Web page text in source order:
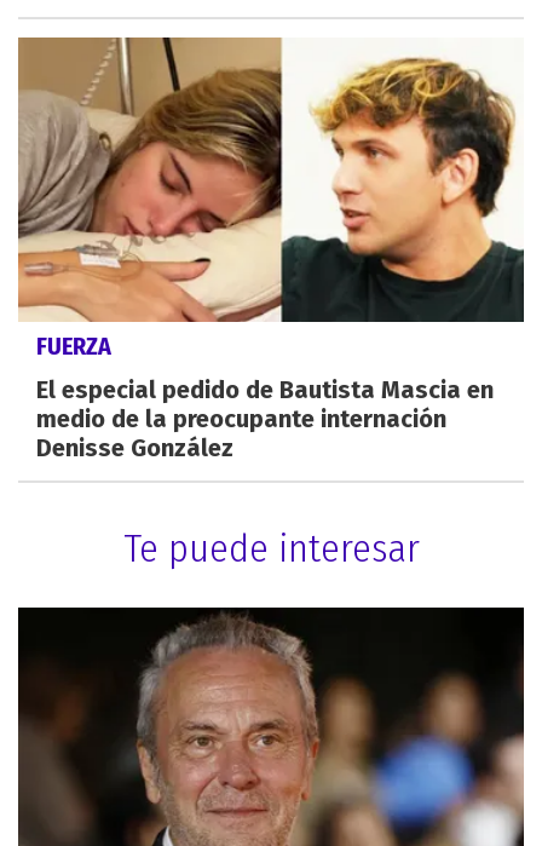
FUERZA
El especial pedido de Bautista Mascia en
medio de la preocupante internación
Denisse González
Te puede interesar